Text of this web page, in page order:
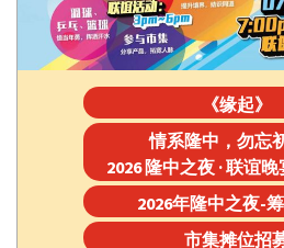
《缘起》
情系隆中，勿忘
2026 隆中之夜 · 联谊
2026年隆中之夜-
市集摊位招